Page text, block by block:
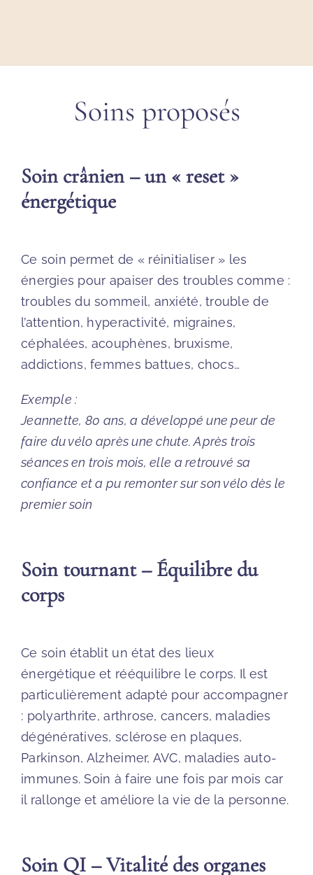
Soins proposés
Soin crânien – un « reset »
énergétique
Ce soin permet de « réinitialiser » les
énergies pour apaiser des troubles comme :
troubles du sommeil, anxiété, trouble de
l’attention, hyperactivité, migraines,
céphalées, acouphènes, bruxisme,
addictions, femmes battues, chocs…
Exemple :
Jeannette, 80 ans, a développé une peur de
faire du vélo après une chute. Après trois
séances en trois mois, elle a retrouvé sa
confiance et a pu remonter sur son vélo dès le
premier soin
Soin tournant – Équilibre du
corps
Ce soin établit un état des lieux
énergétique et rééquilibre le corps. Il est
particulièrement adapté pour accompagner
: polyarthrite, arthrose, cancers, maladies
dégénératives, sclérose en plaques,
Parkinson, Alzheimer, AVC, maladies auto-
immunes. Soin à faire une fois par mois car
il rallonge et améliore la vie de la personne.
Soin QI – Vitalité des organes